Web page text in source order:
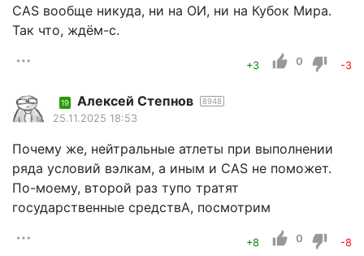
CAS вообще никуда, ни на ОИ, ни на Кубок Мира.
Так что, ждём-с.
+3 0 -3
19 Алексей Степнов 8948
25.11.2025 18:53
Почему же, нейтральные атлеты при выполнении
ряда условий вэлкам, а иным и CAS не поможет.
По-моему, второй раз тупо тратят
государственные средствА, посмотрим
+8 0 -8